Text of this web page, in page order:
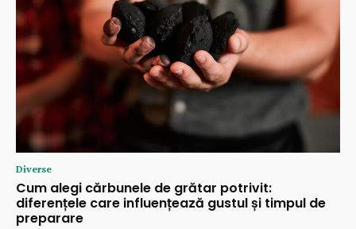
Diverse
Cum alegi cărbunele de grătar potrivit:
diferențele care influențează gustul și timpul de
preparare